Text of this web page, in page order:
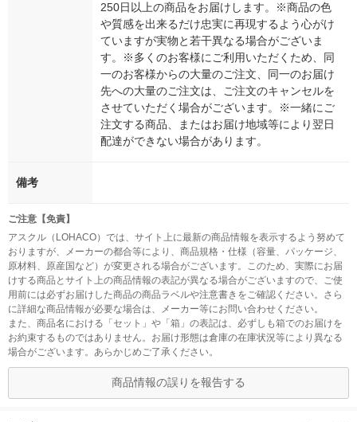
250日以上の商品をお届けします。※商品の色
や質感を出来るだけ忠実に再現するよう心がけ
ていますが実物と若干異なる場合がございま
す。※多くのお客様にご利用いただくため、同
一のお客様からの大量のご注文、同一のお届け
先への大量のご注文は、ご注文のキャンセルを
させていただく場合がございます。※一緒にご
注文する商品、またはお届け地域等により翌日
配達ができない場合があります。
備考
ご注意【免責】
アスクル（LOHACO）では、サイト上に最新の商品情報を表示するよう努めて
おりますが、メーカーの都合等により、商品規格・仕様（容量、パッケージ、
原材料、原産国など）が変更される場合がございます。このため、実際にお届
けする商品とサイト上の商品情報の表記が異なる場合がございますので、ご使
用前には必ずお届けした商品の商品ラベルや注意書きをご確認ください。さら
に詳細な商品情報が必要な場合は、メーカー等にお問い合わせください。
また、商品名における「セット」や「箱」の表記は、必ずしも箱でのお届けを
お約束するものではありません。お届け形態は倉庫の在庫状況等により異なる
場合がございます。あらかじめご了承ください。
商品情報の誤りを報告する